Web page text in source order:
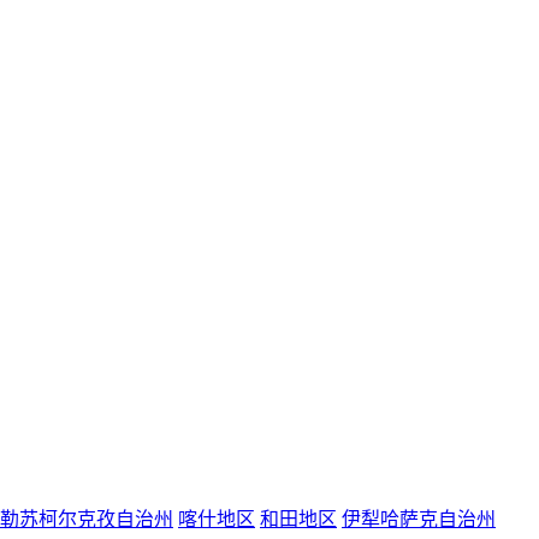
苏柯尔克孜自治州 喀什地区 和田地区 伊犁哈萨克自治州